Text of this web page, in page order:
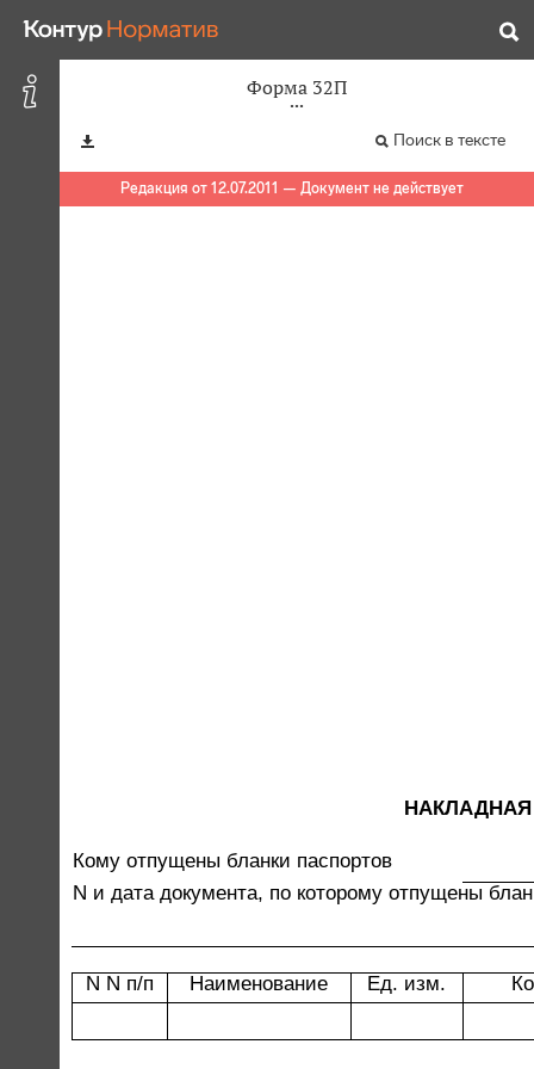
Форма 32П
Поиск в тексте
Редакция от 12.07.2011 — Документ не действует
НАКЛАДНАЯ
Кому отпущены бланки паспортов
N и дата документа, по которому отпущены
N N п/п Наименование Ед. изм.